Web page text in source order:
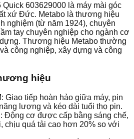
Quick 603629000 là máy mài góc
xứ Đức. Metabo là thương hiệu
nghiệm (từ năm 1924), chuyên
tay chuyên nghiệp cho ngành cơ
Thương hiệu Metabo thường
công nghiệp, xây dựng và công
hiệu
Giao tiếp hoàn hảo giữa máy, pin
lượng và kéo dài tuổi thọ pin.
Động cơ được cấp bằng sáng chế,
chịu quá tải cao hơn 20% so với